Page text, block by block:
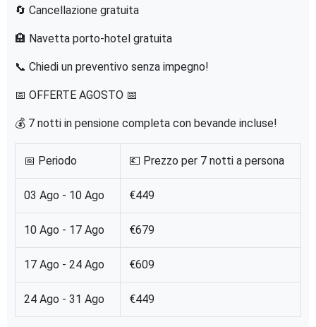
🔄 Cancellazione gratuita
🏨 Navetta porto-hotel gratuita
📞 Chiedi un preventivo senza impegno!
📅 OFFERTE AGOSTO 📅
💰 7 notti in pensione completa con bevande incluse!
📅 Periodo 💶 Prezzo per 7 notti a persona
03 Ago - 10 Ago €449
10 Ago - 17 Ago €679
17 Ago - 24 Ago €609
24 Ago - 31 Ago €449